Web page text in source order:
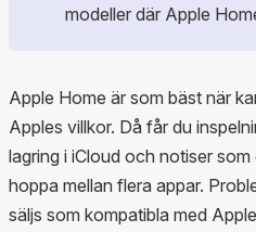
modeller där Apple
Apple Home är som bäst när
Apples villkor. Då får du
lagring i iCloud och notiser
hoppa mellan flera appar.
säljs som kompatibla med